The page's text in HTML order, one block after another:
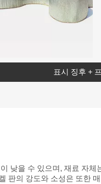
표시 징후 +
낮을 수 있으며, 재료 자체
판의 강도와 소성은 또한